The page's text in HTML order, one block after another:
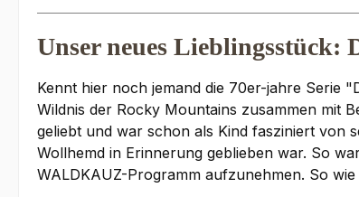
Unser neues
Kennt hier noch jemand die 70er-jahre Serie
Wildnis der Rocky Mountains zusammen mit
geliebt und war schon als Kind fasziniert von
Wollhemd in Erinnerung geblieben war. So
WALDKAUZ-Programm aufzunehmen. So